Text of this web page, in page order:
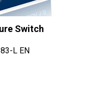
Switch
L EN